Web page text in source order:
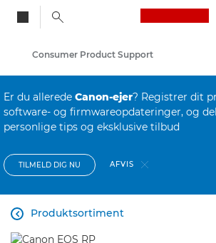
Consumer Product Support
Er du allerede Canon-ejer? Registrer dit
software- og firmwareopdateringer, og
personlige tips og eksklusive tilbud
TILMELD DIG NU AFVIS
Produktsortiment
